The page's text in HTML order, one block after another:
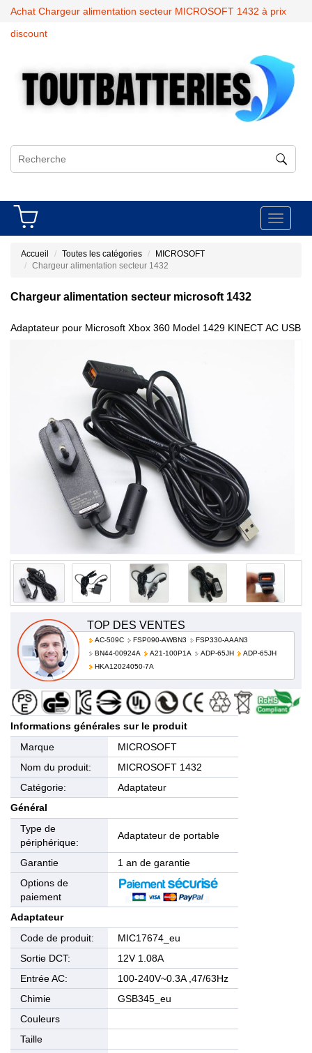
Achat Chargeur alimentation secteur MICROSOFT 1432 à prix
discount
Toggle
Accueil Toutes les catégories
MICROSOFT
Chargeur alimentation secteur 1432
Chargeur alimentation secteur microsoft 1432
Adaptateur pour Microsoft Xbox 360 Model 1429 KINECT AC USB
TOP DES VENTES
AC-509C FSP090-AWBN3
FSP330-AAAN3
BN44-00924A
A21-100P1A ADP-65JH
ADP-65JH
HKA12024050-7A
Informations générales sur le produit
Marque
MICROSOFT
Nom du produit:
MICROSOFT 1432
Catégorie:
Adaptateur
Général
Type de
périphérique:
Adaptateur de portable
Garantie
1 an de garantie
Options de
paiement
Adaptateur
Code de produit:
MIC17674_eu
Sortie DCT:
12V 1.08A
Entrée AC:
100-240V~0.3A ,47/63Hz
Chimie
GSB345_eu
Couleurs
Taille